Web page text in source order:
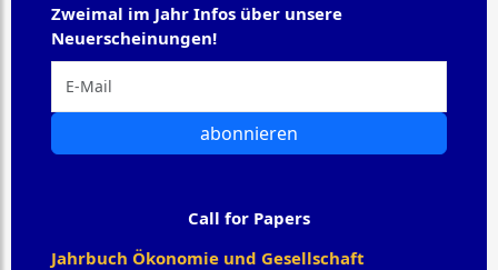
Zweimal im Jahr Infos über unsere
Neuerscheinungen!
abonnieren
Call for Papers
Jahrbuch Ökonomie und Gesellschaft